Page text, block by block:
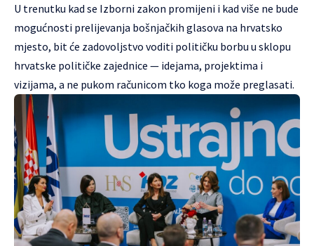
U trenutku kad se Izborni zakon promijeni i kad više ne bude
mogućnosti prelijevanja bošnjačkih glasova na hrvatsko
mjesto, bit će zadovoljstvo voditi političku borbu u sklopu
hrvatske političke zajednice — idejama, projektima i
vizijama, a ne pukom računicom tko koga može preglasati.